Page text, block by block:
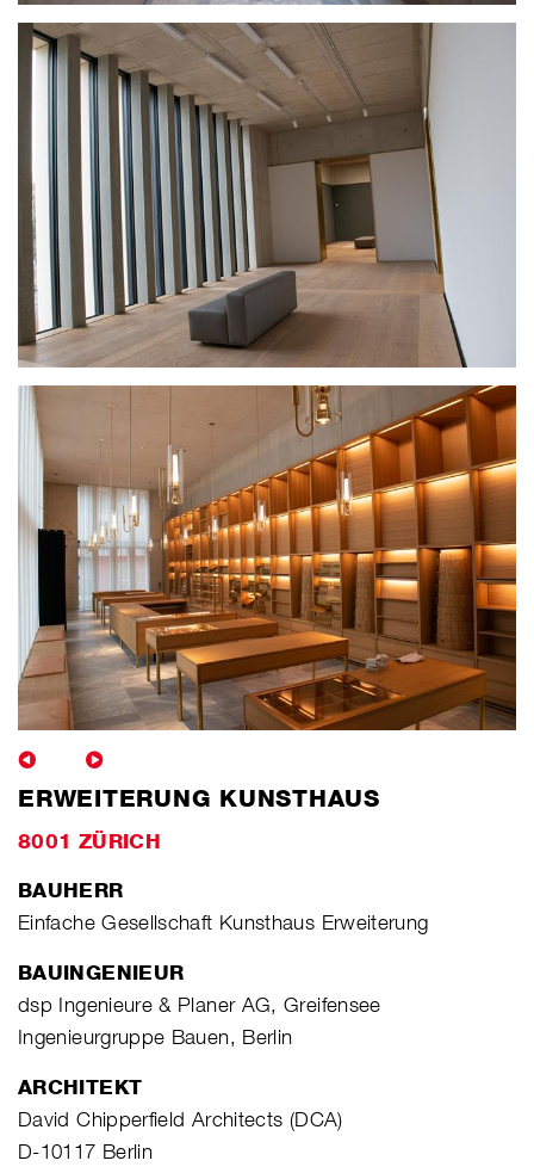
ERWEITERUNG KUNSTHAUS
8001 ZÜRICH
BAUHERR
Einfache Gesellschaft Kunsthaus Erweiterung
BAUINGENIEUR
dsp Ingenieure & Planer AG, Greifensee
Ingenieurgruppe Bauen, Berlin
ARCHITEKT
David Chipperfield Architects (DCA)
D-10117 Berlin